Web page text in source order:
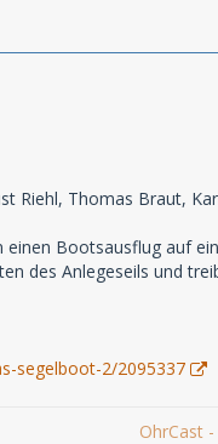
Riehl, Thomas Braut,
Bootsausflug auf
des Anlegeseils und
segelboot-2/2095337
OhrCast